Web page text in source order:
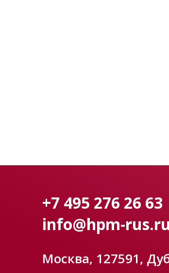
+7 495 276 26 63
info@hpm-rus.ru
Москва, 127591,